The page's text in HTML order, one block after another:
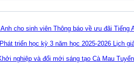
Thông báo về ưu đãi Tiếng
Lịch